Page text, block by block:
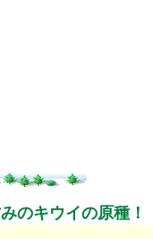
のキウイの原種！